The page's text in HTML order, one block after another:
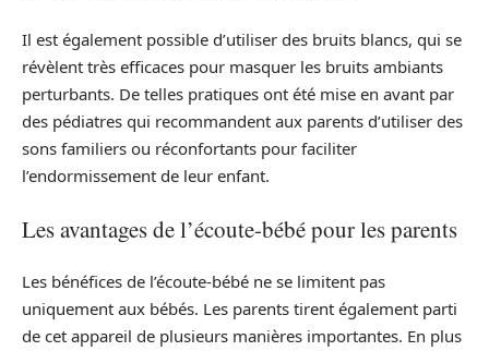
Il est également possible d’utiliser des bruits blancs, qui se
révèlent très efficaces pour masquer les bruits ambiants
perturbants. De telles pratiques ont été mise en avant par
des pédiatres qui recommandent aux parents d’utiliser des
sons familiers ou réconfortants pour faciliter
l’endormissement de leur enfant.
Les avantages de l’écoute-bébé pour les parents
Les bénéfices de l’écoute-bébé ne se limitent pas
uniquement aux bébés. Les parents tirent également parti
de cet appareil de plusieurs manières importantes. En plus